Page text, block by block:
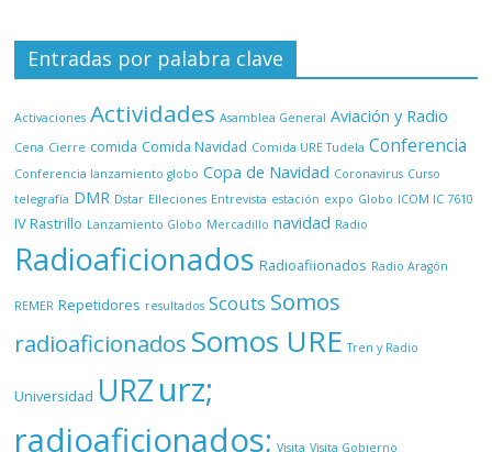
Entradas por palabra clave
Activaciones Actividades Asamblea General Aviación y Radio
Cena Cierre comida Comida Navidad Comida URE Tudela Conferencia
Conferencia lanzamiento globo Copa de Navidad Coronavirus Curso
telegrafía DMR Dstar Elleciones Entrevista estación expo Globo ICOM IC 7610
IV Rastrillo Lanzamiento Globo Mercadillo navidad Radio
Radioaficionados Radioafiionados Radio Aragón
REMER Repetidores resultados Scouts Somos
radioaficionados Somos URE Tren y Radio
Universidad URZurz;
radioaficionados; Visita Visita Gobierno